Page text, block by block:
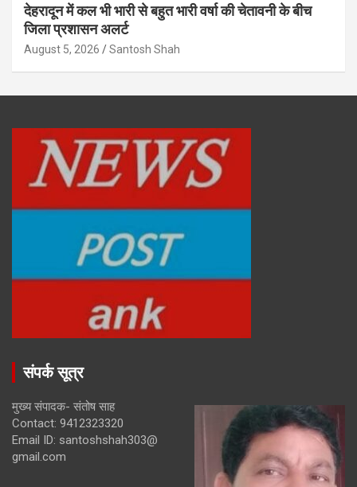
देहरादून में कल भी भारी से बहुत भारी वर्षा की चेतावनी के बीच
जिला प्रशासन अलर्ट
August 5, 2026 Santosh Shah
संपर्क सूत्र
मुख्य संपादक- संतोष साह
Contact: 9412323320
Email ID: santoshshah303@
gmail.com